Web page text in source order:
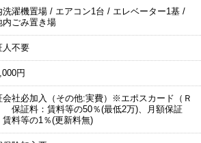
洗濯機置場 / エアコン1台 / エレベーター1基 /
内ごみ置き場
人不要
円
会社必加入（その他:実費）※エポスカード（Ｒ
保証料：賃料等の50％(最低2万)、月額保証
賃料等の1％(更新料無)